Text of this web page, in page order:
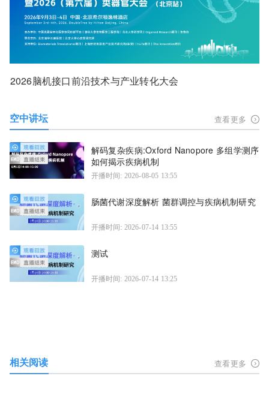
2026脑机接口前沿技术与产业转化大会
空中讲坛 查看更多
解码复杂疾病:Oxford Nanopore 多组学测序
如何揭示疾病机制
开播时间: 2026-08-05 13:55
肠菌代谢深度解析 菌群调控与疾病机制研究
开播时间: 2026-07-14 13:55
测试
开播时间: 2026-07-14 13:25
相关阅读 查看更多